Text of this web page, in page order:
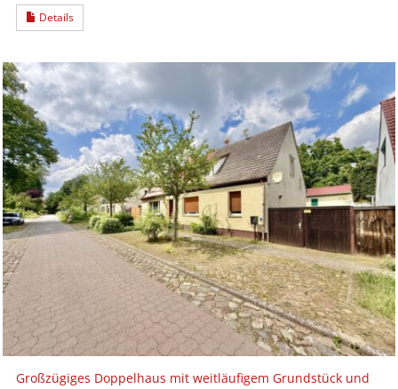
Details
Großzügiges Doppelhaus mit weitläufigem Grundstück und